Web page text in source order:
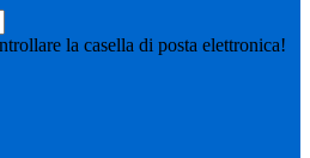
la casella di posta elettronica!